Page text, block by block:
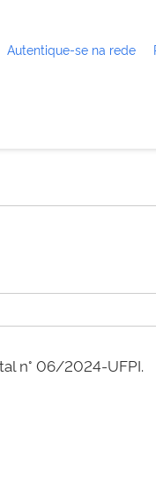
Autentique-se na rede
n° 06/2024-UFPI.